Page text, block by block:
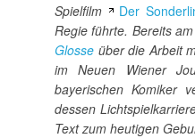
Spielfilm
Der
Regie führte. Bereits
Glosse über die Arbeit
im Neuen Wiener
bayerischen Komiker
dessen
Text zum heutigen